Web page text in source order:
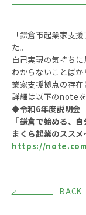
「鎌倉市起業家支
た。
自己実現の気持ち
わからないことば
業家支援拠点の存在
詳細は以下のnoteを
◆令和6年度説明会
『鎌倉で始める、
まくら起業のスス
https://
BACK